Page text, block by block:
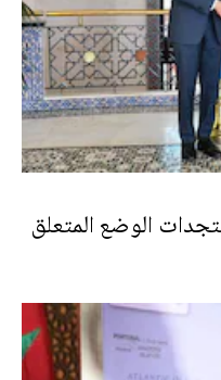
الوضع المتعلق